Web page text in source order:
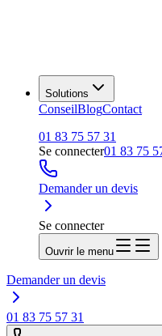
Solutions
ConseilBlogContact
01 83 75 57 31
Se connecter01 83 75
Demander un devis
Se connecter
Ouvrir le menu
Demander un devis
01 83 75 57 31